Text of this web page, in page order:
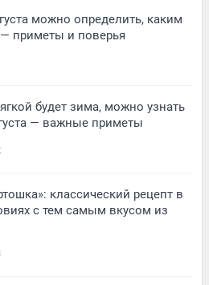
можно определить, каким
— приметы и поверья
будет зима, можно узнать
— важные приметы
классический рецепт в
с тем самым вкусом из